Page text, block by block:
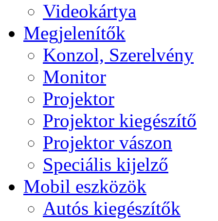
Videokártya
Megjelenítők
Konzol, Szerelvény
Monitor
Projektor
Projektor kiegészítő
Projektor vászon
Speciális kijelző
Mobil eszközök
Autós kiegészítők